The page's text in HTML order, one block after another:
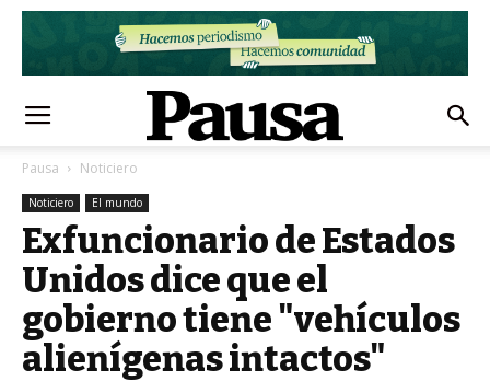
Pausa Noticiero
Noticiero El mundo
Exfuncionario de Estados
Unidos dice que el
gobierno tiene "vehículos
alienígenas intactos"